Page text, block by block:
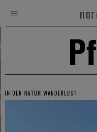
IN DER NATUR·WANDERLUST